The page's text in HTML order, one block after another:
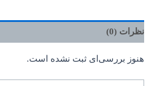
نظرات (0)
هنوز بررسی‌ای ثبت نشده است.